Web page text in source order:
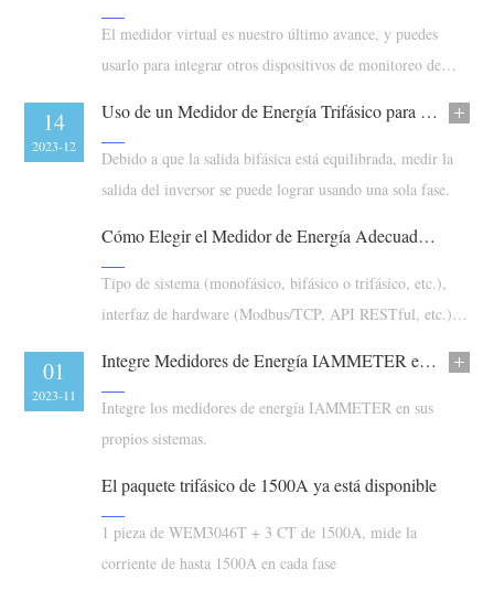
Sistema de control para calentador FV
Automatización del hogar
Inicio rápido
Documentación
Videos tutoriales
FAQ
Noticias
Blog
Comunidad
Programa de contribuidores
Centro de contribuidores
Actividades IAMMETER
Foro
App Store
Explorar sitios
Ranking FV
Soluciones
Contacto
Sobre nosotros
El medidor virtual es nuestro último avance, y puedes
usarlo para integrar otros dispositivos de monitoreo de
21
2023-12
Uso de un Medidor de Energía Trifásico para la Energía Solar Fotovoltaica y el Consumo de la Red en un Sistema Split-Phase
Debido a que la salida bifásica está equilibrada, medir la
salida del inversor se puede lograr usando una sola fase.
14
2023-12
Cómo Elegir el Medidor de Energía Adecuado (Guía de Selección de IAMMETER)
Tipo de sistema (monofásico, bifásico o trifásico, etc.),
interfaz de hardware (Modbus/TCP, API RESTful, etc.),
21
2023-11
Integre Medidores de Energía IAMMETER en Sistemas Autogestionados y de Código Abierto
Integre los medidores de energía IAMMETER en sus
propios sistemas.
01
2023-11
El paquete trifásico de 1500A ya está disponible
1 pieza de WEM3046T + 3 CT de 1500A, mide la
corriente de hasta 1500A en cada fase